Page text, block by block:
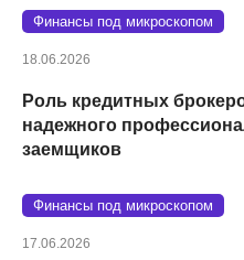
Финансы под микроскопом
18.06.2026
Роль кредитных
надежного
заемщиков
Финансы под микроскопом
17.06.2026